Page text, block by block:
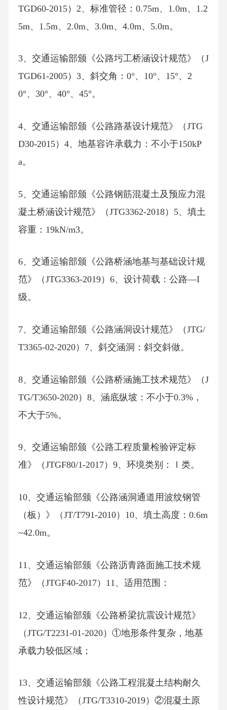
TGD60-2015）2、标准管径：0.75m、1.0m、1.2
5m、1.5m、2.0m、3.0m、4.0m、5.0m。
3、交通运输部颁《公路圬工桥涵设计规范》（J
TGD61-2005）3、斜交角：0°、10°、15°、2
0°、30°、40°、45°。
4、交通运输部颁《公路路基设计规范》（JTG
D30-2015）4、地基容许承载力：不小于150kP
a。
5、交通运输部颁《公路钢筋混凝土及预应力混
凝土桥涵设计规范》（JTG3362-2018）5、填土
容重：19kN/m3。
6、交通运输部颁《公路桥涵地基与基础设计规
范》（JTG3363-2019）6、设计荷载：公路—I
级。
7、交通运输部颁《公路涵洞设计规范》（JTG/
T3365-02-2020）7、斜交涵洞：斜交斜做。
8、交通运输部颁《公路桥涵施工技术规范》（J
TG/T3650-2020）8、涵底纵坡：不小于0.3%，
不大于5%。
9、交通运输部颁《公路工程质量检验评定标
准》（JTGF80/1-2017）9、环境类别：Ⅰ类。
10、交通运输部颁《公路涵洞通道用波纹钢管
（板）》（JT/T791-2010）10、填土高度：0.6m
~42.0m。
11、交通运输部颁《公路沥青路面施工技术规
范》（JTGF40-2017）11、适用范围：
12、交通运输部颁《公路桥梁抗震设计规范》
（JTG/T2231-01-2020）①地形条件复杂，地基
承载力较低区域；
13、交通运输部颁《公路工程混凝土结构耐久
性设计规范》（JTG/T3310-2019）②混凝土原